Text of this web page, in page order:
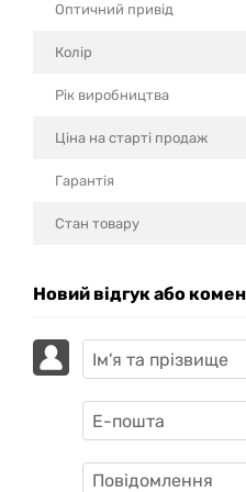
Оптичний привід
Колір
Рік виробництва
Ціна на старті продаж
Гарантія
Стан товару
Новий відгук або